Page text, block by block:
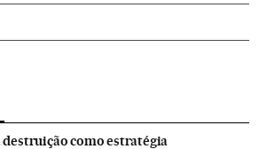
destruição como estratégia